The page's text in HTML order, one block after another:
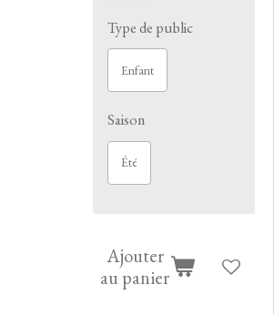
Type de public
Enfant
Saison
Été
Ajouter
au panier